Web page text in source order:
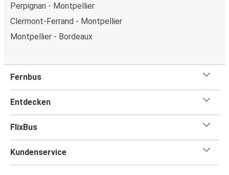
Perpignan - Montpellier
Clermont-Ferrand - Montpellier
Montpellier - Bordeaux
Fernbus
Entdecken
FlixBus
Kundenservice